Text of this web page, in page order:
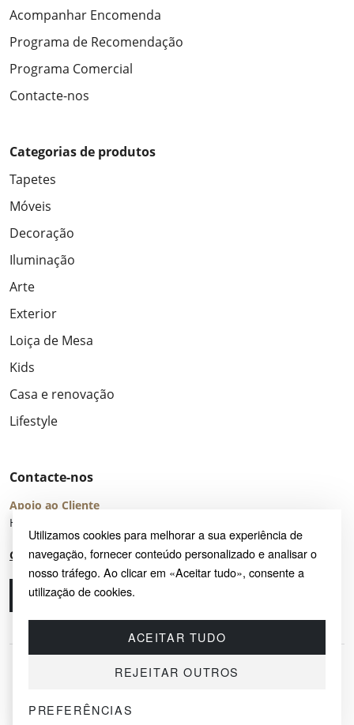
Utilizamos cookies para melhorar a sua experiência de
navegação, fornecer conteúdo personalizado e analisar o
nosso tráfego. Ao clicar em «Aceitar tudo», consente a
utilização de cookies.
ACEITAR TUDO
REJEITAR OUTROS
PREFERÊNCIAS
Acompanhar Encomenda
Programa de Recomendação
Programa Comercial
Contacte-nos
Categorias de produtos
Tapetes
Móveis
Decoração
Iluminação
Arte
Exterior
Loiça de Mesa
Kids
Casa e renovação
Lifestyle
Contacte-nos
Apoio ao Cliente
Horário de Atendimento: seg – sex 8:00 – 16:00 (UTC+2)
Centro de Ajuda
Ligue-nos
© 2026 SAYRUG OÜ · KESKLINNA LINNAOSA, AHTRI TN 12, 10151, TALLINN,